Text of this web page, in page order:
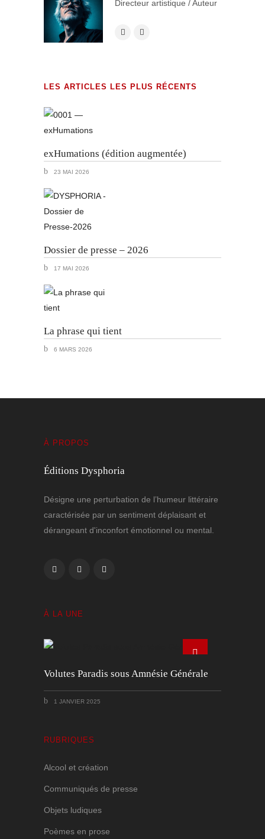
Directeur artistique / Auteur
LES ARTICLES LES PLUS RÉCENTS
exHumations (édition augmentée)
23 MAI 2026
Dossier de presse – 2026
17 MAI 2026
La phrase qui tient
6 MARS 2026
À PROPOS
Éditions Dysphoria
Désigne une perturbation de l’humeur littéraire
caractérisée par un sentiment déplaisant et
dérangeant d'inconfort émotionnel ou mental.
À LA UNE
Volutes Paradis sous Amnésie Générale
1 JANVIER 2025
RUBRIQUES
Alcool et création
Communiqués de presse
Objets ludiques
Poèmes en prose